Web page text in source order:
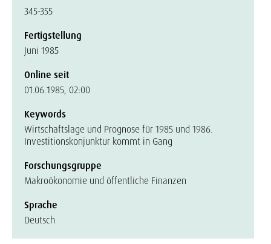
345-355
Fertigstellung
Juni 1985
Online seit
01.06.1985, 02:00
Keywords
Wirtschaftslage und Prognose für 1985 und 1986.
Investitionskonjunktur kommt in Gang
Forschungsgruppe
Makroökonomie und öffentliche Finanzen
Sprache
Deutsch